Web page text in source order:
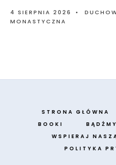
4 SIERPNIA 2026 •
MONASTYCZNA
STRONA GŁÓWNA
BOOKI
WSPIERAJ
POLITYKA